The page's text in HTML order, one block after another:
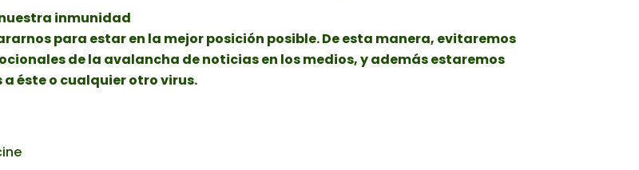
inmunidad
para estar en la mejor posición posible. De esta manera, evitaremos
de la avalancha de noticias en los medios, y además estaremos
éste o cualquier otro virus.